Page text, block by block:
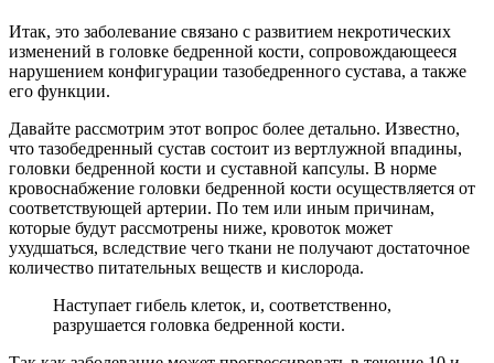
Итак, это заболевание связано с развитием некротических
изменений в головке бедренной кости, сопровождающееся
нарушением конфигурации тазобедренного сустава, а также
его функции.
Давайте рассмотрим этот вопрос более детально. Известно,
что тазобедренный сустав состоит из вертлужной впадины,
головки бедренной кости и суставной капсулы. В норме
кровоснабжение головки бедренной кости осуществляется от
соответствующей артерии. По тем или иным причинам,
которые будут рассмотрены ниже, кровоток может
ухудшаться, вследствие чего ткани не получают достаточное
количество питательных веществ и кислорода.
Наступает гибель клеток, и, соответственно,
разрушается головка бедренной кости.